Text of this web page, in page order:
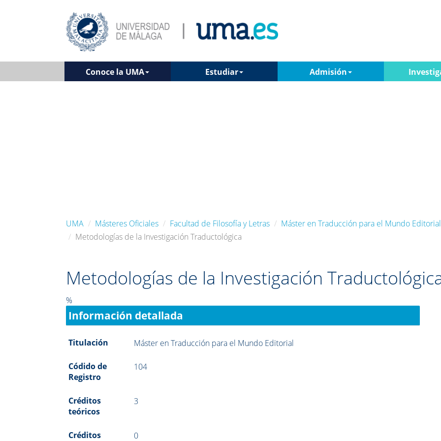
Conoce la UMA Estudiar Admisión
UMA Másteres Oficiales Facultad de Filosofía y Letras
Máster en Traducción para el Mundo Editorial
Metodologías de la Investigación Traductológica
Metodologías de la Investigación
%
Información detallada
Titulación Máster en Traducción para el Mundo Editorial
Códido de
Registro
104
Créditos
teóricos
3
Créditos
0